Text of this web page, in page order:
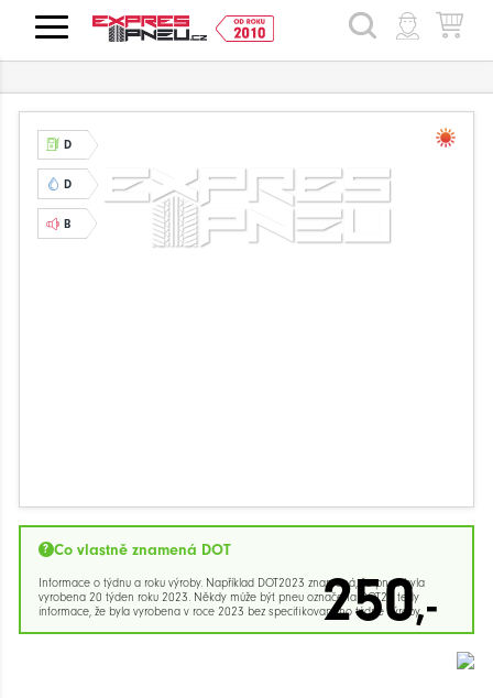
HLEDAT
D
D
B
Co vlastně znamená DOT
Informace o týdnu a roku výroby. Například DOT2023 znamená, že pneu byla
vyrobena 20 týden roku 2023. Někdy může být pneu označena DOT23 tedy
informace, že byla vyrobena v roce 2023 bez specifikovaného týdne výroby.
250,-